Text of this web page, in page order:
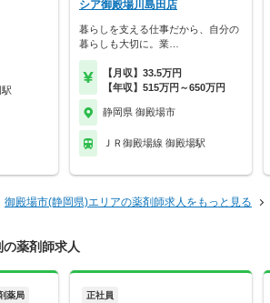
シア御殿場川島田店
暮らしを支える仕事だから、自分の
暮らしも大切に。業…
【月収】33.5万円
【年収】515万円～650万円
静岡県 御殿場市
ＪＲ御殿場線 御殿場駅
御殿場市(静岡県)エリアの薬剤師求人をもっと見る
薬剤師求人
薬局 正社員